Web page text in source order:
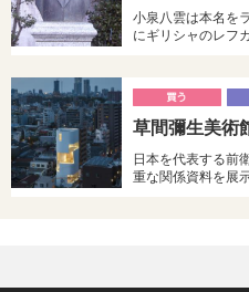
小泉八雲は本名を
にギリシャのレフ
う
ぶ
草間彌生美術
日本を代表する前
重な関係資料を展